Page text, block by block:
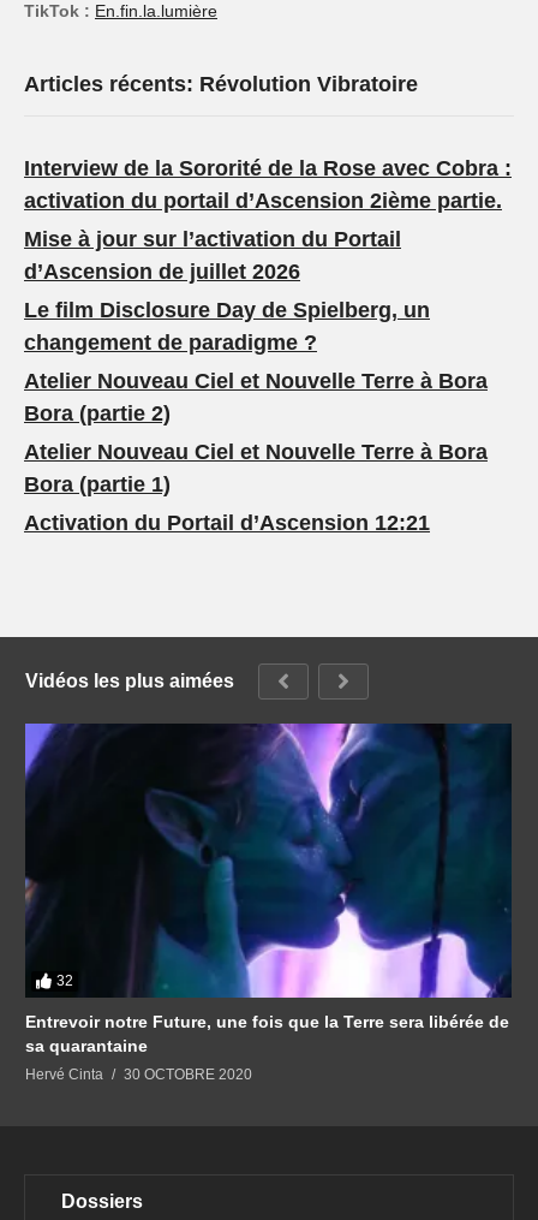
TikTok : En.fin.la.lumière
Articles récents: Révolution Vibratoire
Interview de la Sororité de la Rose avec Cobra :
activation du portail d’Ascension 2ième partie.
Mise à jour sur l’activation du Portail
d’Ascension de juillet 2026
Le film Disclosure Day de Spielberg, un
changement de paradigme ?
Atelier Nouveau Ciel et Nouvelle Terre à Bora
Bora (partie 2)
Atelier Nouveau Ciel et Nouvelle Terre à Bora
Bora (partie 1)
Activation du Portail d’Ascension 12:21
Vidéos les plus aimées
32
Entrevoir notre Future, une fois que la Terre sera libérée de
sa quarantaine
Hervé Cinta 30 OCTOBRE 2020
Dossiers